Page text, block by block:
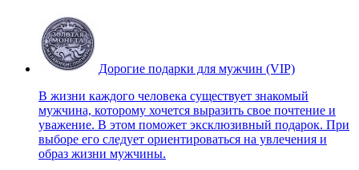
Дорогие подарки для мужчин (VIP)
В жизни каждого человека существует знакомый
мужчина, которому хочется выразить свое почтение и
уважение. В этом поможет эксклюзивный подарок. При
выборе его следует ориентироваться на увлечения и
образ жизни мужчины.